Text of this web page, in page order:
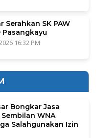
Serahkan SK PAW
Pasangkayu
16:32 PM
Bongkar Jasa
WNA
Salahgunakan Izin